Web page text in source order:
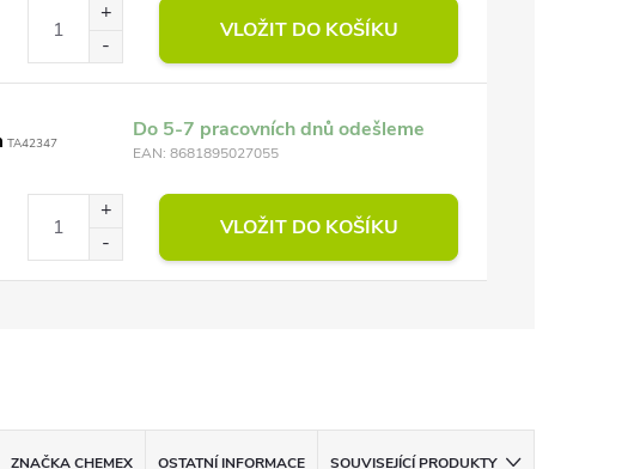
VLOŽIT DO KOŠÍKU
TA42347
Do 5-7 pracovních dnů odešleme
EAN: 8681895027055
VLOŽIT DO KOŠÍKU
ZNAČKACHEMEX OSTATNÍ INFORMACE SOUVISEJÍCÍ PRODUKTY